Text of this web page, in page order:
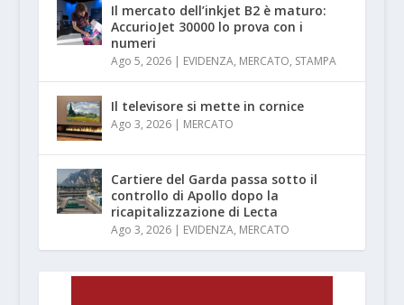
Il mercato dell’inkjet B2 è maturo:
AccurioJet 30000 lo prova con i
numeri
Ago 5, 2026| EVIDENZA, MERCATO, STAMPA
Il televisore si mette in cornice
Ago 3, 2026| MERCATO
Cartiere del Garda passa sotto il
controllo di Apollo dopo la
ricapitalizzazione di Lecta
Ago 3, 2026| EVIDENZA, MERCATO